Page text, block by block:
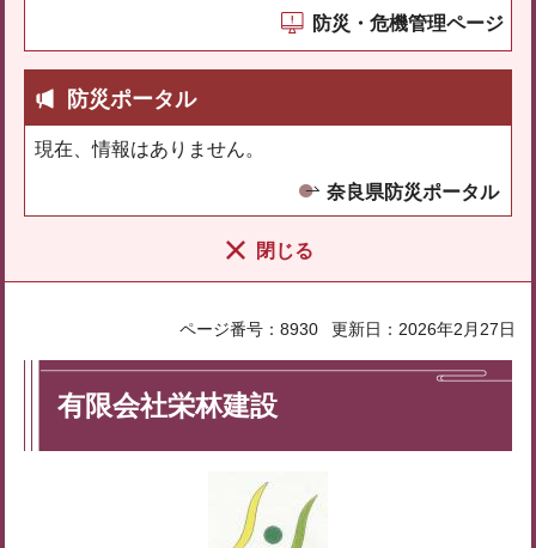
防災・危機管理ページ
防災ポータル
現在、情報はありません。
奈良県防災ポータル
閉じる
ページ番号：8930 更新日：2026年2月27日
有限会社栄林建設